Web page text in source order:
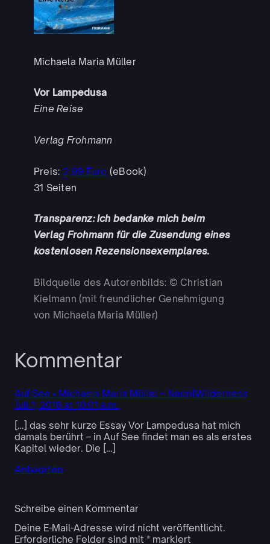
Michaela Maria Müller
Vor Lampedusa
Eine Reise
Verlag Frohmann
Preis: 2,99 Euro (eBook)
31 Seiten
Transparenz: Ich bedanke mich beim
Verlag Frohmann für die Zusendung eines
kostenlosen Rezensionsexemplares.
Bildquelle des Autorenbilds: © Christian
Kielmann (mit freundlicher Genehmigung
von Michaela Maria Müller)
Kommentar
Auf See • Michaela Maria Müller – Neon|Wilderness
Juli 1, 2016 at 10:01 a.m.
[…] das sehr kurze Essay Vor Lampedusa hat mich
damals berührt – in Auf See findet man es als erstes
Kapitel wieder. Die […]
Antworten
Schreibe einen Kommentar
Deine E-Mail-Adresse wird nicht veröffentlicht.
Erforderliche Felder sind mit * markiert